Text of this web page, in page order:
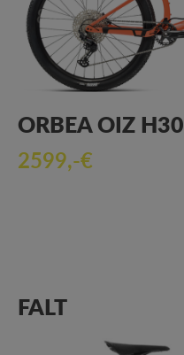
ORBEA OIZ H30
2599,-€
FALT